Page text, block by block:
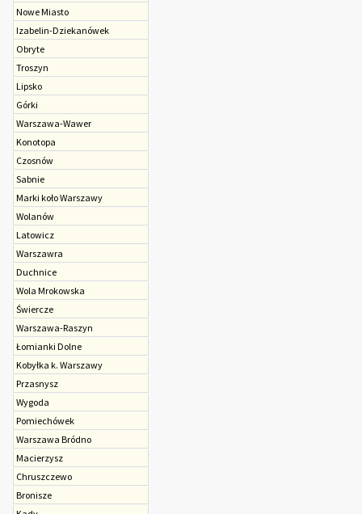
Nowe Miasto
Izabelin-Dziekanówek
Obryte
Troszyn
Lipsko
Górki
Warszawa-Wawer
Konotopa
Czosnów
Sabnie
Marki koło Warszawy
Wolanów
Latowicz
Warszawra
Duchnice
Wola Mrokowska
Świercze
Warszawa-Raszyn
Łomianki Dolne
Kobyłka k. Warszawy
Przasnysz
Wygoda
Pomiechówek
Warszawa Bródno
Macierzysz
Chruszczewo
Bronisze